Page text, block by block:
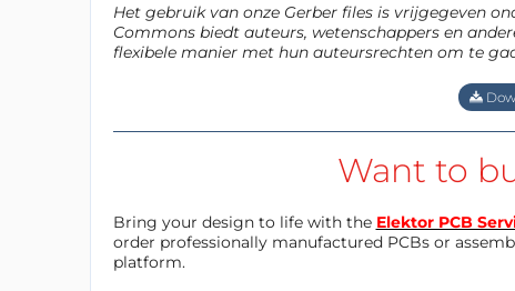
Het gebruik van onze Gerber files is vrijgegeven
Commons biedt auteurs, wetenschappers en
flexibele manier met hun auteursrechten om te
Want to
Bring your design to life with the Elektor PCB
order professionally manufactured PCBs or
platform.